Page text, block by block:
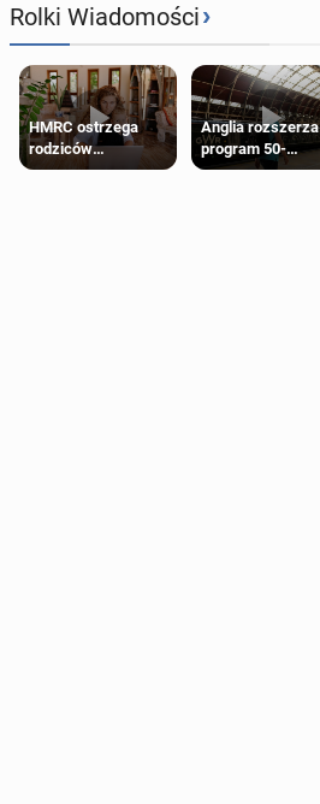
Rolki Wiadomości›
HMRC ostrzega
rodziców
pobierających Child
Anglia rozszerza
program 50-
procentowych